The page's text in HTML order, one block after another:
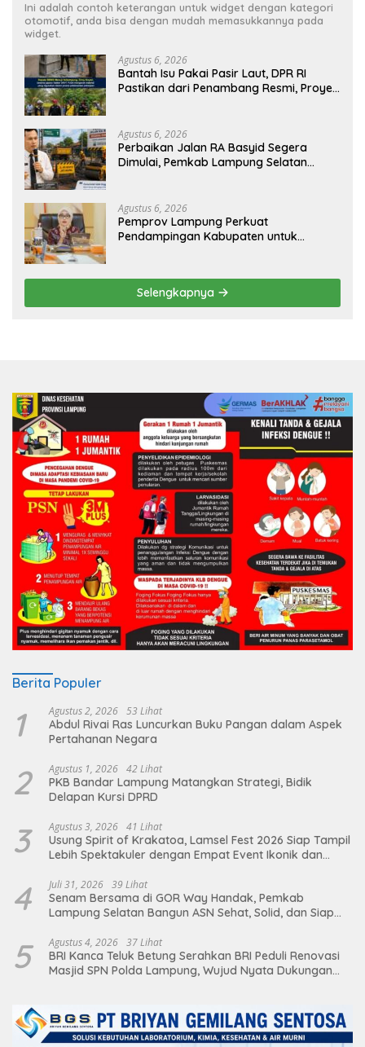
Ini adalah contoh keterangan untuk widget dengan kategori
otomotif, anda bisa dengan mudah memasukkannya pada
widget.
Agustus 6, 2026
Bantah Isu Pakai Pasir Laut, DPR RI
Pastikan dari Penambang Resmi, Proyek
Agustus 6, 2026
Perbaikan Jalan RA Basyid Segera
Dimulai, Pemkab Lampung Selatan
Agustus 6, 2026
Pemprov Lampung Perkuat
Pendampingan Kabupaten untuk
Selengkapnya
Berita Populer
1 Agustus 2, 2026 53 Lihat
Abdul Rivai Ras Luncurkan Buku Pangan dalam Aspek
Pertahanan Negara
2 Agustus 1, 2026 42 Lihat
PKB Bandar Lampung Matangkan Strategi, Bidik
Delapan Kursi DPRD
3 Agustus 3, 2026 41 Lihat
Usung Spirit of Krakatoa, Lamsel Fest 2026 Siap Tampil
Lebih Spektakuler dengan Empat Event Ikonik dan
4 Juli 31, 2026 39 Lihat
Senam Bersama di GOR Way Handak, Pemkab
Lampung Selatan Bangun ASN Sehat, Solid, dan Siap
5 Agustus 4, 2026 37 Lihat
BRI Kanca Teluk Betung Serahkan BRI Peduli Renovasi
Masjid SPN Polda Lampung, Wujud Nyata Dukungan